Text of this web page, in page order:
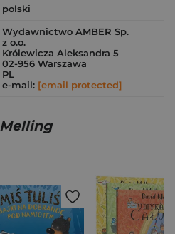
polski
Wydawnictwo AMBER Sp.
z o.o.
Królewicza Aleksandra 5
02-956 Warszawa
PL
e-mail: [email protected]